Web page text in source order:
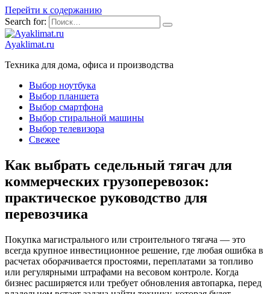
Перейти к содержанию
Search for:
Ayaklimat.ru
Техника для дома, офиса и производства
Выбор ноутбука
Выбор планшета
Выбор смартфона
Выбор стиральной машины
Выбор телевизора
Свежее
Как выбрать седельный тягач для
коммерческих грузоперевозок:
практическое руководство для
перевозчика
Покупка магистрального или строительного тягача — это
всегда крупное инвестиционное решение, где любая ошибка в
расчетах оборачивается простоями, переплатами за топливо
или регулярными штрафами на весовом контроле. Когда
бизнес расширяется или требует обновления автопарка, перед